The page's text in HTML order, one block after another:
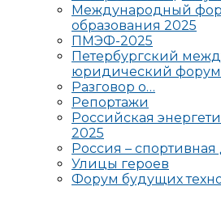
Международный
образования 2025
ПМЭФ-2025
Петербургский
юридический форум
Разговор о…
Репортажи
Российская
2025
Россия –
Улицы героев
Форум будущих